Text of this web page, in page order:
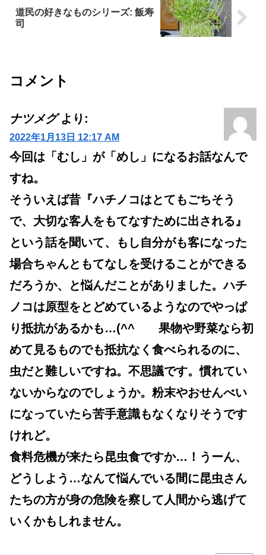
道民の好きなものシリーズ: 飯寿
司
コメント
ナツメグ より:
2022年1月13日 12:17 AM
今回は「むし」が「めし」になるお話なんで
すね。
そういえば昔『ハチノコはとてもごちそう
で、大切な客人をもてなすために出される』
という話を聞いて、もし自分がも客になった
場合ちゃんともてなしを受けることができる
だろうか、と悩んだことがありました。ハチ
ノコは原型をとどめているようなのでやっぱ
り抵抗があるかも…(^^ゞ 果物や野菜なら初
めて見るものでも抵抗なく食べられるのに、
虫だと難しいですね。不思議です。慣れてい
ないからなのでしょうか。粉末やおせんべい
になっていたら苦手意識もなくなりそうです
けれど。
食料危機が来たら昆虫食ですか…！うーん、
どうしよう…なんて悩んでいる間に昆虫さん
たちの方が身の危険を察して人間から逃げて
いくかもしれません。